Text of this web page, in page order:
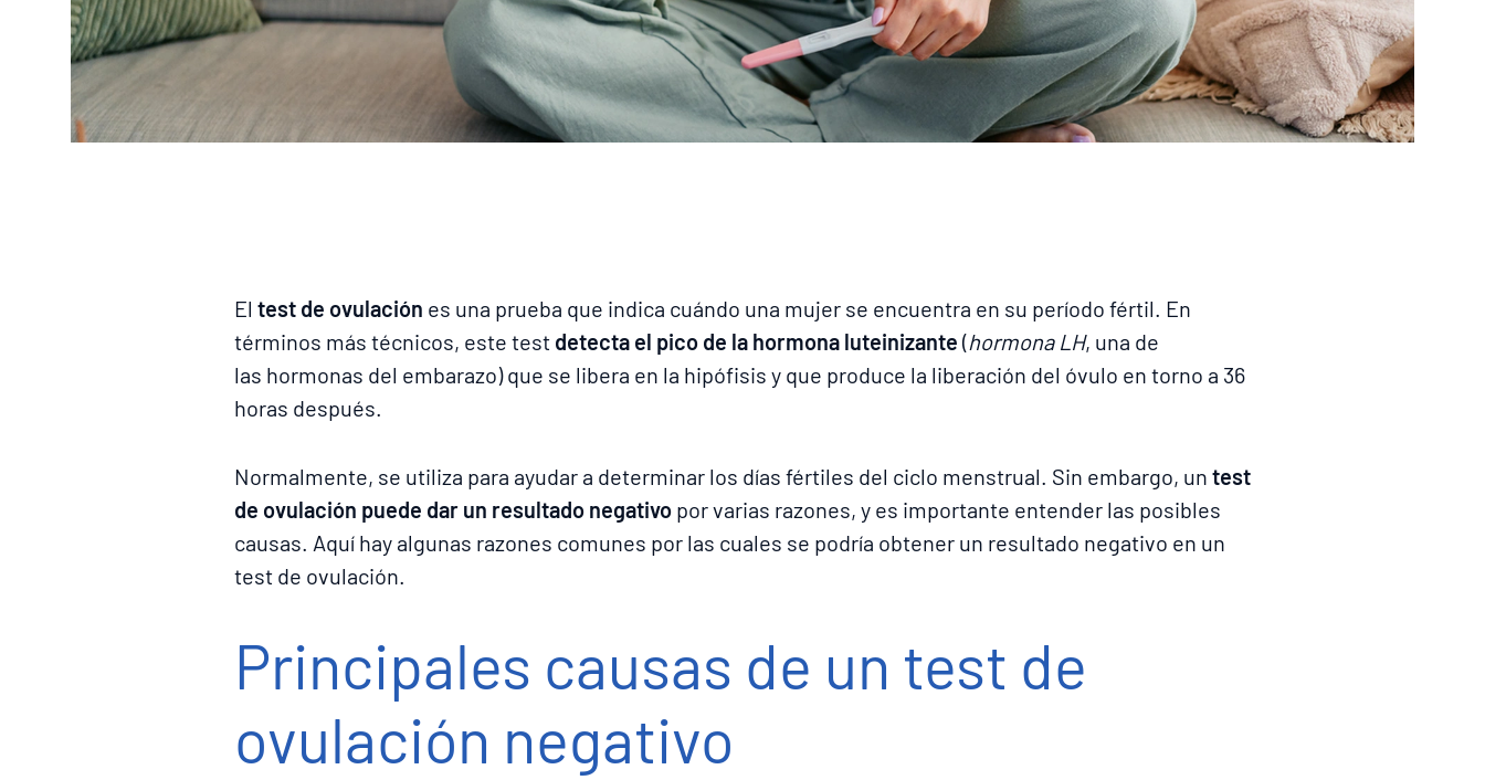
El test de ovulación es una prueba que indica cuándo una mujer se encuentra en su período fértil. En
términos más técnicos, este test detecta el pico de la hormona luteinizante (hormona LH, una de
las hormonas del embarazo) que se libera en la hipófisis y que produce la liberación del óvulo en torno a 36
horas después.
Normalmente, se utiliza para ayudar a determinar los días fértiles del ciclo menstrual. Sin embargo, un test
de ovulación puede dar un resultado negativo por varias razones, y es importante entender las posibles
causas. Aquí hay algunas razones comunes por las cuales se podría obtener un resultado negativo en un
test de ovulación.
Principales causas de un test de
ovulación negativo